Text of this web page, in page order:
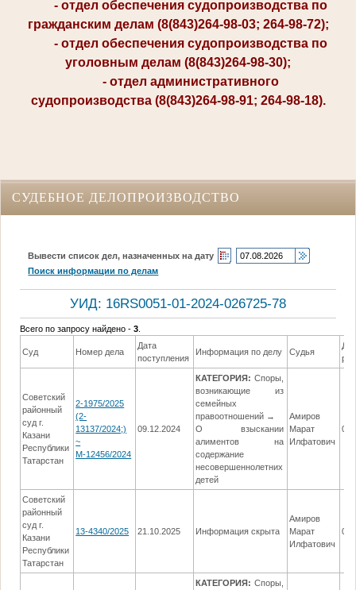
- отдел обеспечения судопроизводства по
гражданским делам (8(843)264-98-03; 264-98-72);
- отдел обеспечения судопроизводства по
уголовным делам (8(843)264-98-30);
- отдел административного
судопроизводства (8(843)264-98-91; 264-98-18).
СУДЕБНОЕ ДЕЛОПРОИЗВОДСТВО
Вывести список дел, назначенных на дату
Поиск информации по делам
УИД: 16RS0051-01-2024-026725-78
Всего по запросу найдено -3
Суд Номер дела
Дата
поступления
Информация по делу Судья
Советский
районный
суд г.
Казани
Республики
Татарстан
2-1975/2025
(2-
13137/2024;)
~
М-12456/2024
09.12.2024
КАТЕГОРИЯ: Споры,
возникающие из
семейных
правоотношений →
О взыскании
алиментов на
содержание
несовершеннолетних
детей
Амиров
Марат
Илфатович
Советский
районный
суд г.
Казани
Республики
Татарстан
13-4340/2025 21.10.2025 Информация скрыта
Амиров
Марат
Илфатович
КАТЕГОРИЯ: Споры,